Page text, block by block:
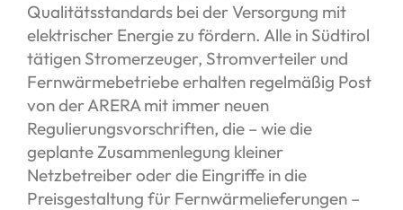
Qualitätsstandards bei der Versorgung mit
elektrischer Energie zu fördern. Alle in Südtirol
tätigen Stromerzeuger, Stromverteiler und
Fernwärmebetriebe erhalten regelmäßig Post
von der ARERA mit immer neuen
Regulierungsvorschriften, die – wie die
geplante Zusammenlegung kleiner
Netzbetreiber oder die Eingriffe in die
Preisgestaltung für Fernwärmelieferungen –